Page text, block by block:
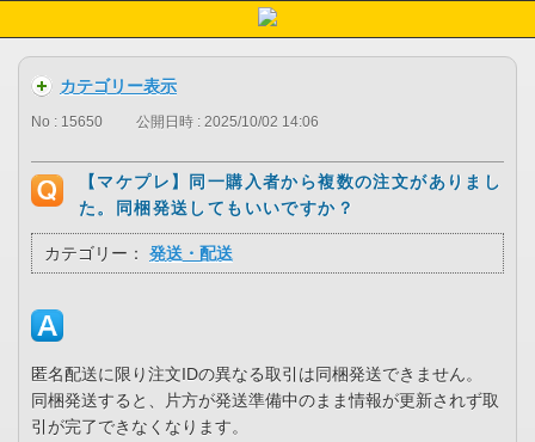
カテゴリー表示
No : 15650 公開日時 : 2025/10/02 14:06
【マケプレ】同一購入者から複数の注文がありまし
た。同梱発送してもいいですか？
カテゴリー： 発送・配送
匿名配送に限り注文IDの異なる取引は同梱発送できません。
同梱発送すると、片方が発送準備中のまま情報が更新されず取
引が完了できなくなります。